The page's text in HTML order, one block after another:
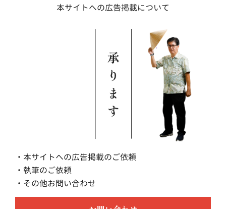
本サイトへの広告掲載について
・本サイトへの広告掲載のご依頼
・執筆のご依頼
・その他お問い合わせ